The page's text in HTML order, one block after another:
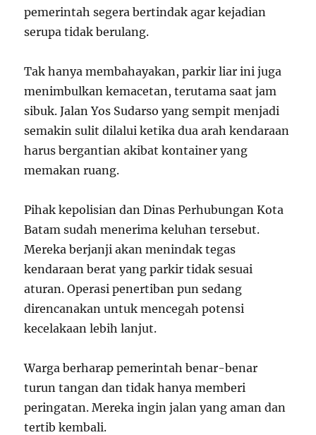
pemerintah segera bertindak agar kejadian
serupa tidak berulang.
Tak hanya membahayakan, parkir liar ini juga
menimbulkan kemacetan, terutama saat jam
sibuk. Jalan Yos Sudarso yang sempit menjadi
semakin sulit dilalui ketika dua arah kendaraan
harus bergantian akibat kontainer yang
memakan ruang.
Pihak kepolisian dan Dinas Perhubungan Kota
Batam sudah menerima keluhan tersebut.
Mereka berjanji akan menindak tegas
kendaraan berat yang parkir tidak sesuai
aturan. Operasi penertiban pun sedang
direncanakan untuk mencegah potensi
kecelakaan lebih lanjut.
Warga berharap pemerintah benar-benar
turun tangan dan tidak hanya memberi
peringatan. Mereka ingin jalan yang aman dan
tertib kembali.